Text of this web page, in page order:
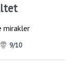
mirakler
9/10